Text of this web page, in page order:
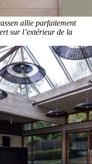
allie parfaitement
sur l’extérieur de la